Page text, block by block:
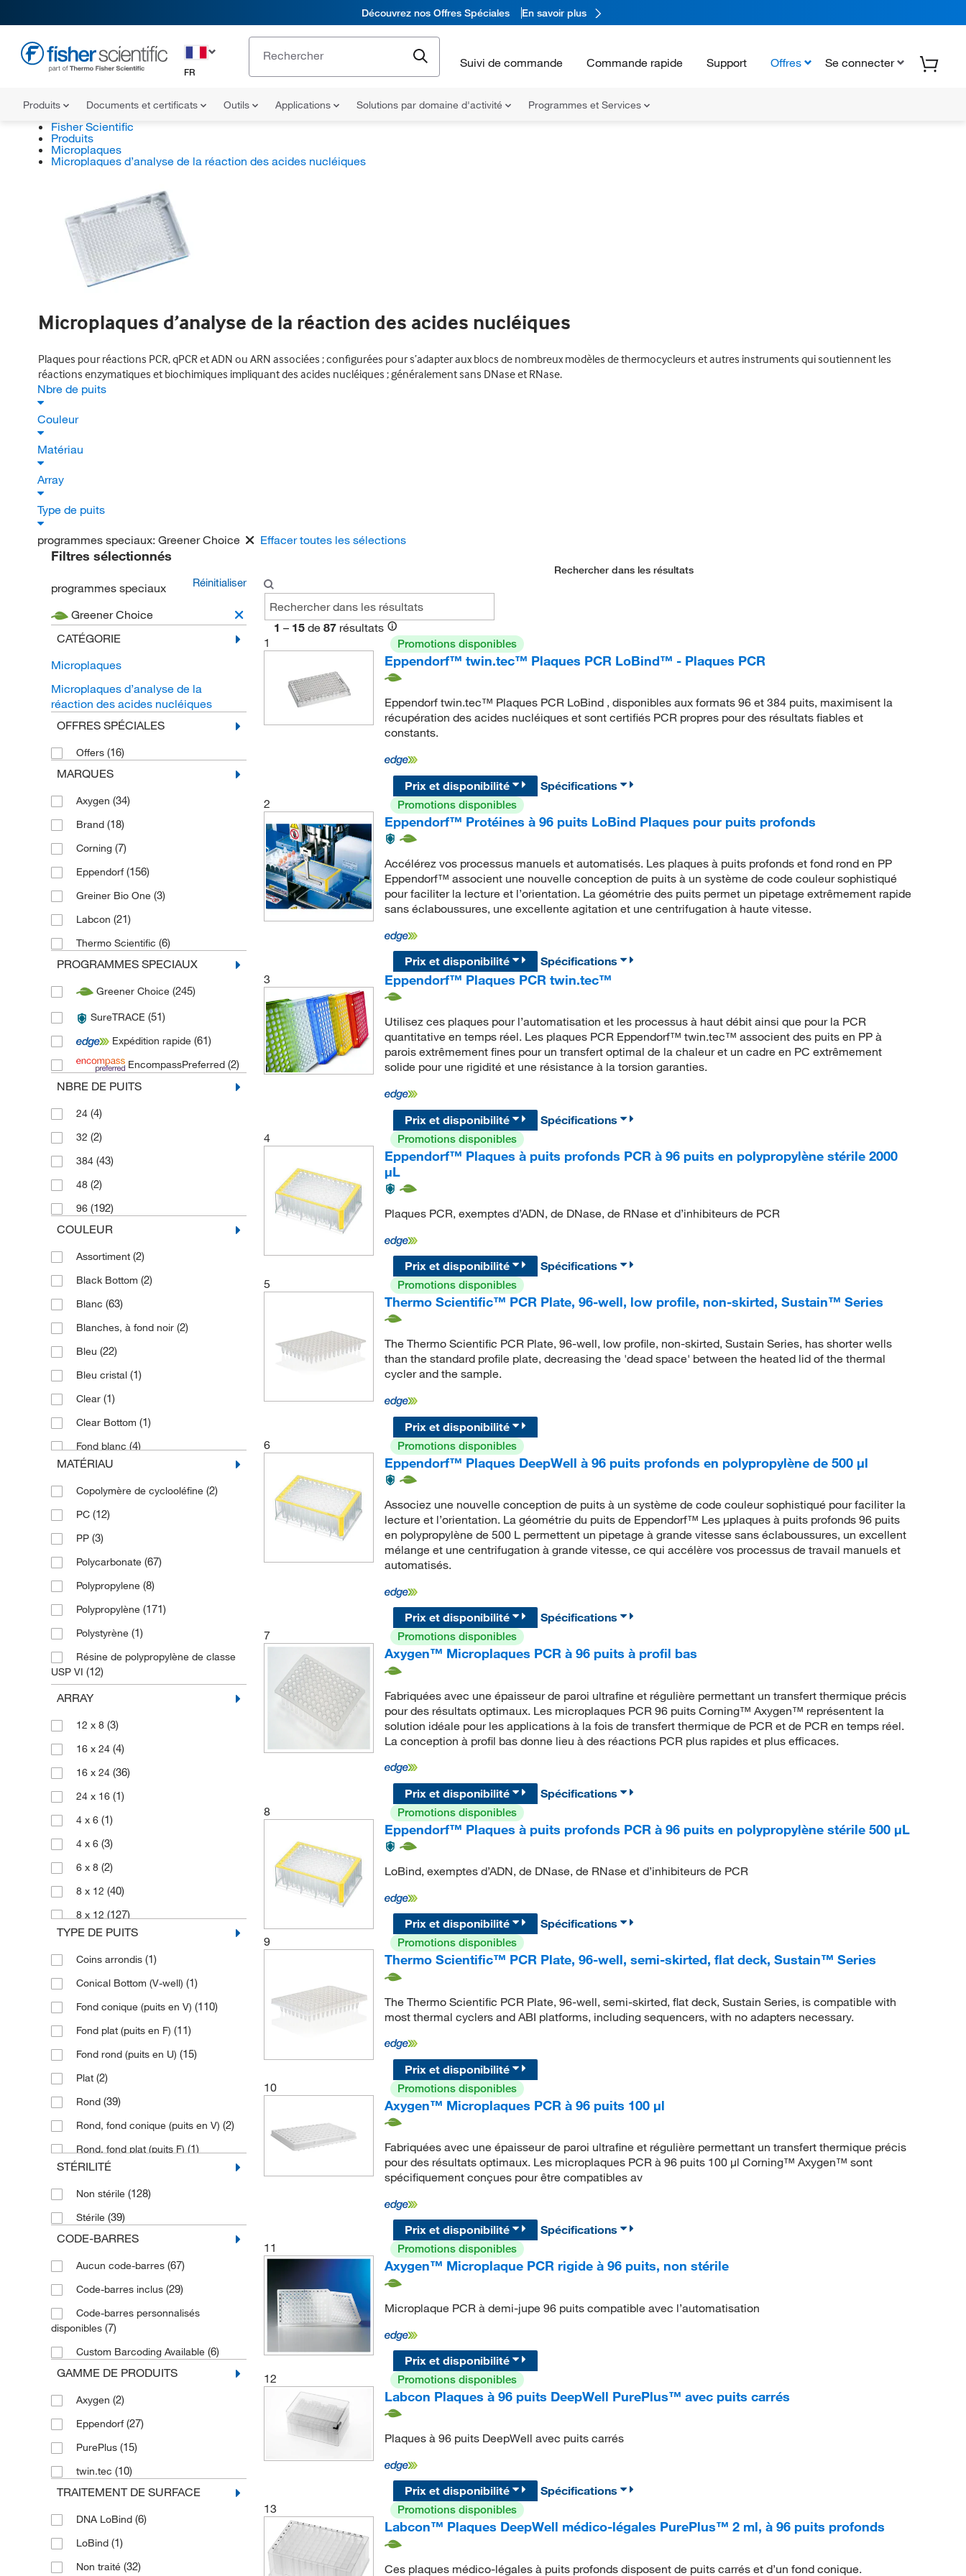
Découvrez nos Offres Spéciales En savoir plus
FR
Suivi de commande Commande rapide Support Offres Se connecter
Produits Documents et certificats Outils Applications Solutions par domaine d'activité Programmes et Services
Fisher Scientific
Produits
Microplaques
Microplaques d’analyse de la réaction des acides nucléiques
Microplaques d’analyse de la réaction des acides nucléiques
Plaques pour réactions PCR, qPCR et ADN ou ARN associées ; configurées pour s’adapter aux blocs de nombreux modèles de thermocycleurs et autres instruments qui soutiennent les
réactions enzymatiques et biochimiques impliquant des acides nucléiques ; généralement sans DNase et RNase.
Nbre de puits
Couleur
Matériau
Array
Type de puits
programmes speciaux: Greener Choice Effacer toutes les sélections
Filtres sélectionnés
Réinitialiser
programmes speciaux
Greener Choice
CATÉGORIE
Microplaques
Microplaques d’analyse de la
réaction des acides nucléiques
OFFRES SPÉCIALES
Offers (16)
MARQUES
Axygen (34)
Brand (18)
Corning (7)
Eppendorf(156)
Greiner Bio One (3)
Labcon (21)
Thermo Scientific (6)
PROGRAMMES SPECIAUX
Greener Choice (245)
SureTRACE (51)
Expédition rapide (61)
EncompassPreferred (2)
NBRE DE PUITS
24 (4)
32 (2)
384 (43)
48 (2)
96 (192)
COULEUR
Assortiment (2)
Black Bottom (2)
Blanc (63)
Blanches, à fond noir (2)
Bleu (22)
Bleu cristal (1)
Clear (1)
Clear Bottom (1)
Fond blanc (4)
Fond noir
Fond transparent(19)
Fuchsia
Gris(3)
Gris, fond blanc(2)
Incolore(17)
Jaune(18)
Natural(2)
Naturel(16)
Noir(6)
Rouge(6)
Transparent
Vert (15)
White Bottom
blanc(1)
MATÉRIAU
Copolymère de cyclooléfine (2)
PC (12)
PP (3)
Polycarbonate (67)
Polypropylene (8)
Polypropylène (171)
Polystyrène (1)
Résine de polypropylène de classe
USP VI (12)
Résine USP classe VI polypropylène
ARRAY
12 x 8 (3)
16 x 24 (4)
16 x 24 (36)
24 x 16 (1)
4 x 6 (1)
4 x 6 (3)
6 x 8 (2)
8 x 12 (40)
8 x 12 (127)
TYPE DE PUITS
Coins arrondis (1)
Conical Bottom (V-well) (1)
Fond conique (puits en V) (110)
Fond plat (puits en F) (11)
Fond rond (puits en U) (15)
Plat (2)
Rond (39)
Rond, fond conique (puits en V) (2)
Rond, fond plat (puits F) (1)
Sans fond
STÉRILITÉ
Non stérile (128)
Stérile (39)
CODE-BARRES
Aucun code-barres (67)
Code-barres inclus (29)
Code-barres personnalisés
disponibles (7)
Custom Barcoding Available (6)
GAMME DE PRODUITS
Axygen (2)
Eppendorf(27)
PurePlus (15)
twin.tec (10)
TRAITEMENT DE SURFACE
DNA LoBind (6)
LoBind (1)
Non traité (32)
Rechercher dans les résultats
1 – 15 de 87 résultats
1
Promotions disponibles
Eppendorf™ twin.tec™ Plaques PCR LoBind™ - Plaques PCR
Eppendorf twin.tec™ Plaques PCR LoBind , disponibles aux formats 96 et 384 puits, maximisent la
récupération des acides nucléiques et sont certifiés PCR propres pour des résultats fiables et
constants.
Prix et disponibilité
Spécifications
2
Promotions disponibles
Eppendorf™ Protéines à 96 puits LoBind Plaques pour puits profonds
Accélérez vos processus manuels et automatisés. Les plaques à puits profonds et fond rond en PP
Eppendorf™ associent une nouvelle conception de puits à un système de code couleur sophistiqué
pour faciliter la lecture et l’orientation. La géométrie des puits permet un pipetage extrêmement rapide
sans éclaboussures, une excellente agitation et une centrifugation à haute vitesse.
Prix et disponibilité
Spécifications
3
Eppendorf™ Plaques PCR twin.tec™
Utilisez ces plaques pour l’automatisation et les processus à haut débit ainsi que pour la PCR
quantitative en temps réel. Les plaques PCR Eppendorf™ twin.tec™ associent des puits en PP à
parois extrêmement fines pour un transfert optimal de la chaleur et un cadre en PC extrêmement
solide pour une rigidité et une résistance à la torsion garanties.
Prix et disponibilité
Spécifications
4
Promotions disponibles
Eppendorf™ Plaques à puits profonds PCR à 96 puits en polypropylène stérile 2000
μL
Plaques PCR, exemptes d’ADN, de DNase, de RNase et d’inhibiteurs de PCR
Prix et disponibilité
Spécifications
5
Promotions disponibles
Thermo Scientific™ PCR Plate, 96-well, low profile, non-skirted, Sustain™ Series
The Thermo Scientific PCR Plate, 96-well, low profile, non-skirted, Sustain Series, has shorter wells
than the standard profile plate, decreasing the 'dead space' between the heated lid of the thermal
cycler and the sample.
Prix et disponibilité
6
Promotions disponibles
Eppendorf™ Plaques DeepWell à 96 puits profonds en polypropylène de 500 μl
Associez une nouvelle conception de puits à un système de code couleur sophistiqué pour faciliter la
lecture et l’orientation. La géométrie du puits de Eppendorf™ Les μplaques à puits profonds 96 puits
en polypropylène de 500 L permettent un pipetage à grande vitesse sans éclaboussures, un excellent
mélange et une centrifugation à grande vitesse, ce qui accélère vos processus de travail manuels et
automatisés.
Prix et disponibilité
Spécifications
7
Promotions disponibles
Axygen™ Microplaques PCR à 96 puits à profil bas
Fabriquées avec une épaisseur de paroi ultrafine et régulière permettant un transfert thermique précis
pour des résultats optimaux. Les microplaques PCR 96 puits Corning™ Axygen™ représentent la
solution idéale pour les applications à la fois de transfert thermique de PCR et de PCR en temps réel.
La conception à profil bas donne lieu à des réactions PCR plus rapides et plus efficaces.
Prix et disponibilité
Spécifications
8
Promotions disponibles
Eppendorf™ Plaques à puits profonds PCR à 96 puits en polypropylène stérile 500 μL
LoBind, exemptes d’ADN, de DNase, de RNase et d’inhibiteurs de PCR
Prix et disponibilité
Spécifications
9
Promotions disponibles
Thermo Scientific™ PCR Plate, 96-well, semi-skirted, flat deck, Sustain™ Series
The Thermo Scientific PCR Plate, 96-well, semi-skirted, flat deck, Sustain Series, is compatible with
most thermal cyclers and ABI platforms, including sequencers, with no adapters necessary.
Prix et disponibilité
10
Promotions disponibles
Axygen™ Microplaques PCR à 96 puits 100 μl
Fabriquées avec une épaisseur de paroi ultrafine et régulière permettant un transfert thermique précis
pour des résultats optimaux. Les microplaques PCR à 96 puits 100 μl Corning™ Axygen™ sont
spécifiquement conçues pour être compatibles av
Prix et disponibilité
Spécifications
11
Promotions disponibles
Axygen™ Microplaque PCR rigide à 96 puits, non stérile
Microplaque PCR à demi-jupe 96 puits compatible avec l’automatisation
Prix et disponibilité
12
Promotions disponibles
Labcon Plaques à 96 puits DeepWell PurePlus™ avec puits carrés
Plaques à 96 puits DeepWell avec puits carrés
Prix et disponibilité
Spécifications
13
Promotions disponibles
Labcon™ Plaques DeepWell médico-légales PurePlus™ 2 ml, à 96 puits profonds
Ces plaques médico-légales à puits profonds disposent de puits carrés et d’un fond conique.